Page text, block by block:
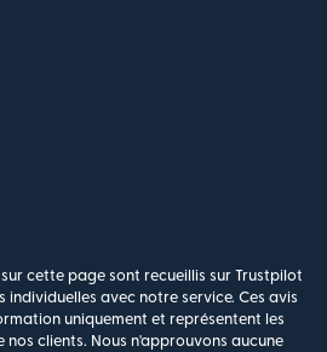
sur cette page sont recueillis sur Trustpilot
individuelles avec notre service. Ces avis
uniquement et représentent les
nos clients. Nous n'approuvons aucune